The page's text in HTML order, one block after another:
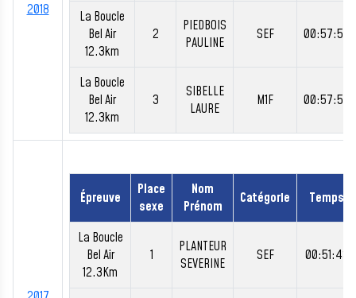
2018
La Boucle
Bel Air
12.3km
2
PIEDBOIS
PAULINE
SEF 00:57:52
La Boucle
Bel Air
12.3km
3
SIBELLE
LAURE
M1F 00:57:53
Épreuve
Place
sexe
Nom
Prénom
Catégorie Temps
La Boucle
Bel Air
12.3Km
1
PLANTEUR
SEVERINE
SEF 00:51:43